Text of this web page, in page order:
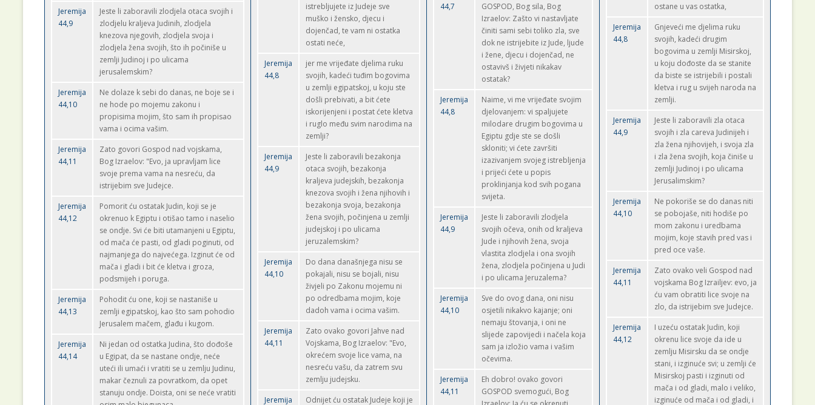
Jeremija
44,9
Jeste li zaboravili zlodjela otaca svojih i
zlodjelu kraljeva Judinih, zlodjela
knezova njegovih, zlodjela svoja i
zlodjela žena svojih, što ih počiniše u
zemlji Judinoj i po ulicama
jerusalemskim?
Jeremija
44,10
Ne dolaze k sebi do danas, ne boje se i
ne hode po mojemu zakonu i
propisima mojim, što sam ih propisao
vama i ocima vašim.
Jeremija
44,11
Zato govori Gospod nad vojskama,
Bog Izraelov: "Evo, ja upravljam lice
svoje prema vama na nesreću, da
istrijebim sve Judejce.
Jeremija
44,12
Pomorit ću ostatak Judin, koji se je
okrenuo k Egiptu i otišao tamo i naselio
se ondje. Svi će biti utamanjeni u Egiptu,
od mača će pasti, od gladi poginuti, od
najmanjega do najvećega. Izginut će od
mača i gladi i bit će kletva i groza,
podsmijeh i poruga.
Jeremija
44,13
Pohodit ću one, koji se nastaniše u
zemlji egipatskoj, kao što sam pohodio
Jerusalem mačem, glađu i kugom.
Jeremija
44,14
Ni jedan od ostatka Judina, što dođoše
u Egipat, da se nastane ondje, neće
uteći ili umaći i vratiti se u zemlju Judinu,
makar čeznuli za povratkom, da opet
stanuju ondje. Doista, oni se neće vratiti
istrebljujete iz Judeje sve
muško i žensko, djecu i
dojenčad, te vam ni ostatka
ostati neće,
Jeremija
44,8
jer me vrijeđate djelima ruku
svojih, kadeći tuđim bogovima
u zemlji egipatskoj, u koju ste
došli prebivati, a bit ćete
iskorijenjeni i postat ćete kletva
i ruglo među svim narodima na
zemlji?
Jeremija
44,9
Jeste li zaboravili bezakonja
otaca svojih, bezakonja
kraljeva judejskih, bezakonja
knezova svojih i žena njihovih i
bezakonja svoja, bezakonja
žena svojih, počinjena u zemlji
judejskoj i po ulicama
jeruzalemskim?
Jeremija
44,10
Do dana današnjega nisu se
pokajali, nisu se bojali, nisu
živjeli po Zakonu mojemu ni
po odredbama mojim, koje
dadoh vama i ocima vašim.
Jeremija
44,11
Zato ovako govori Jahve nad
Vojskama, Bog Izraelov: "Evo,
okrećem svoje lice vama, na
nesreću vašu, da zatrem svu
zemlju judejsku.
Jeremija
Odnijet ću ostatak Judeje koji je
44,7
GOSPOD, Bog sila, Bog
Izraelov: Zašto vi nastavljate
činiti sami sebi toliko zla, sve
dok ne istrijebite iz Jude, ljude
i žene, djecu i dojenčad, ne
ostavivš i živjeti nikakav
ostatak?
Jeremija
44,8
Naime, vi me vrijeđate svojim
djelovanjem: vi spaljujete
milodare drugim bogovima u
Egiptu gdje ste se došli
skloniti; vi ćete završiti
izazivanjem svojeg istrebljenja
i prijeći ćete u popis
proklinjanja kod svih pogana
svijeta.
Jeremija
44,9
Jeste li zaboravili zlodjela
svojih očeva, onih od kraljeva
Jude i njihovih žena, svoja
vlastita zlodjela i ona svojih
žena, zlodjela počinjena u Judi
i po ulicama Jeruzalema?
Jeremija
44,10
Sve do ovog dana, oni nisu
osjetili nikakvo kajanje; oni
nemaju štovanja, i oni ne
slijede zapovijedi i načela koja
sam ja izložio vama i vašim
očevima.
Jeremija
44,11
Eh dobro! ovako govori
GOSPOD svemogući, Bog
ostane u vas ostatka,
Jeremija
44,8
Gnjeveći me djelima ruku
svojih, kadeći drugim
bogovima u zemlji Misirskoj,
u koju dođoste da se stanite
da biste se istrijebili i postali
kletva i rug u svijeh naroda na
zemlji.
Jeremija
44,9
Jeste li zaboravili zla otaca
svojih i zla careva Judinijeh i
zla žena njihovijeh, i svoja zla
i zla žena svojih, koja činiše u
zemlji Judinoj i po ulicama
Jerusalimskim?
Jeremija
44,10
Ne pokoriše se do danas niti
se pobojaše, niti hodiše po
mom zakonu i uredbama
mojim, koje stavih pred vas i
pred oce vaše.
Jeremija
44,11
Zato ovako veli Gospod nad
vojskama Bog Izrailjev: evo, ja
ću vam obratiti lice svoje na
zlo, da istrijebim sve Judejce.
Jeremija
44,12
I uzeću ostatak Judin, koji
okrenu lice svoje da ide u
zemlju Misirsku da se ondje
stani, i izginuće svi; u zemlji će
Misirskoj pasti i izginuti od
mača i od gladi, malo i veliko,
izginuće od mača i od gladi, i